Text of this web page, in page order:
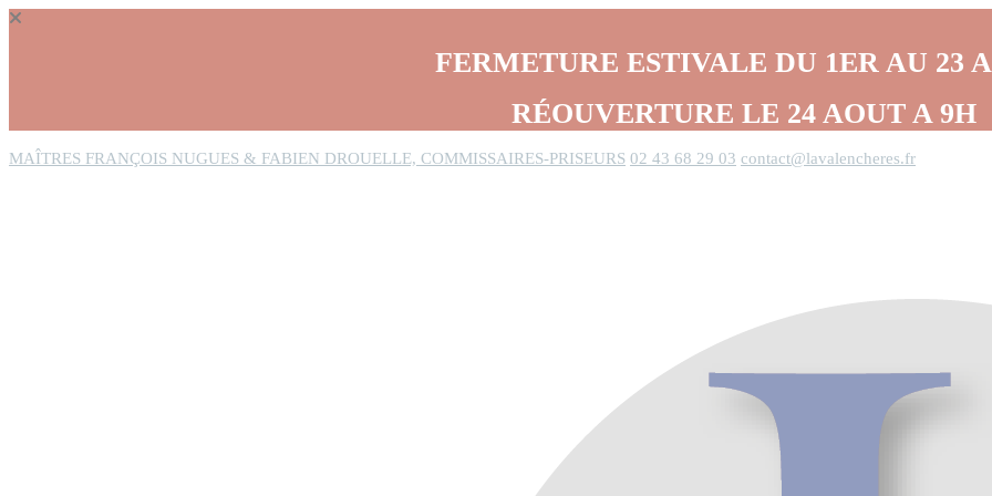
FERMETURE ESTIVALE DU 1ER AU 23
RÉOUVERTURE LE 24 AOUT A 9H
MAÎTRES FRANÇOIS NUGUES & FABIEN DROUELLE, COMMISSAIRES-PRISEURS 02 43 68 29 03 contact@lavalencheres.fr
Panneau de gestion des cookies